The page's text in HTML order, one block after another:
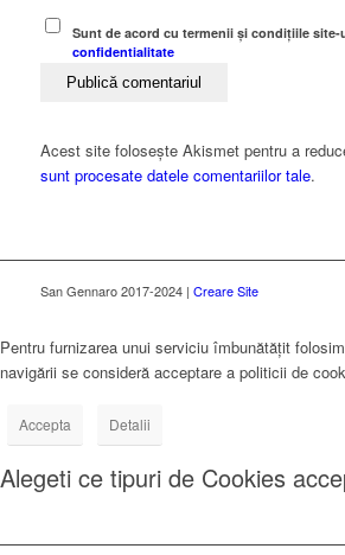
Sunt de acord cu termenii și condițiile
confidentialitate
Acest site folosește Akismet pentru a
sunt procesate datele comentariilor tale.
San Gennaro 2017-2024 | Creare Site
Pentru furnizarea unui serviciu îmbunătățit
navigării se consideră acceptare a politicii de
Accepta Detalii
Alegeti ce tipuri de Cookies